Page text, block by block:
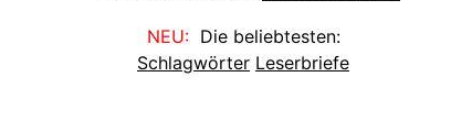
NEU:Die beliebtesten:
Schlagwörter Leserbriefe